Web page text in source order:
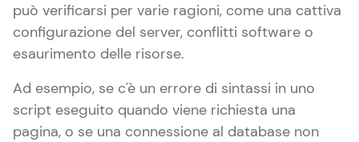
può verificarsi per varie ragioni, come una cattiva
configurazione del server, conflitti software o
esaurimento delle risorse.
Ad esempio, se c'è un errore di sintassi in uno
script eseguito quando viene richiesta una
pagina, o se una connessione al database non